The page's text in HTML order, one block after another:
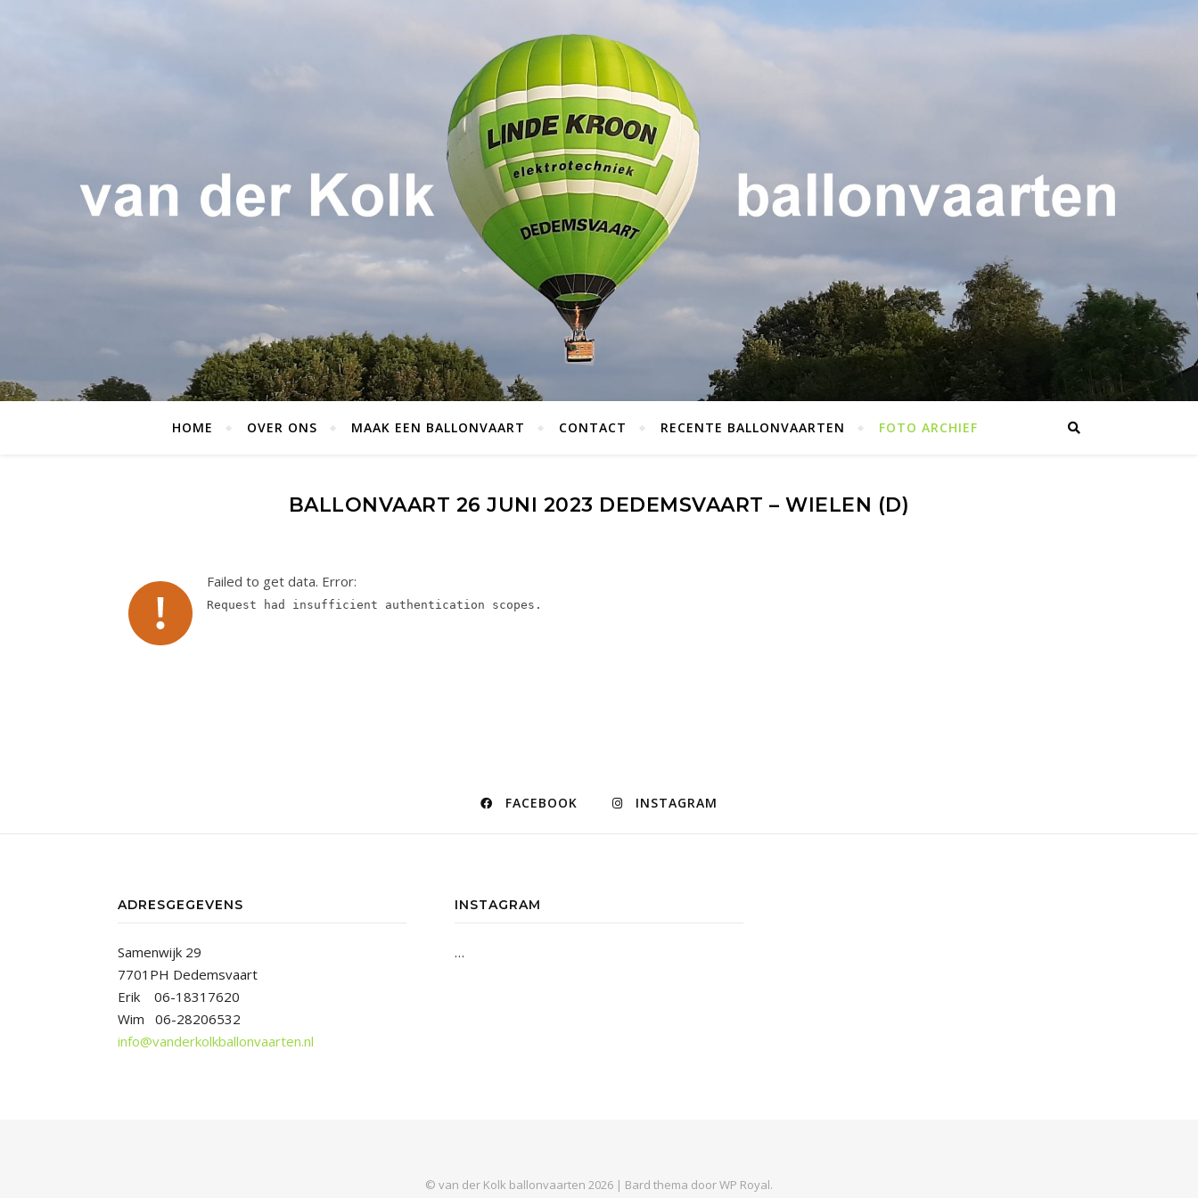
HOME OVER ONS MAAK EEN BALLONVAART CONTACT RECENTE BALLONVAARTEN FOTO ARCHIEF
BALLONVAART 26 JUNI 2023 DEDEMSVAART – WIELEN (D)
Failed to get data. Error:
Request had insufficient authentication scopes.
FACEBOOK INSTAGRAM
ADRESGEGEVENS
Samenwijk 29
7701PH Dedemsvaart
Erik 06-18317620
Wim 06-28206532
info@vanderkolkballonvaarten.nl
INSTAGRAM
…
© van der Kolk ballonvaarten 2026 | Bard thema doorWP Royal.